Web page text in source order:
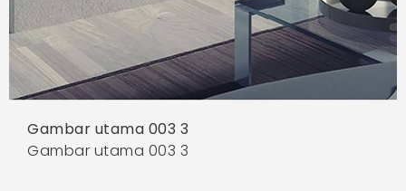
Gambar utama 003 3
Gambar utama 003 3